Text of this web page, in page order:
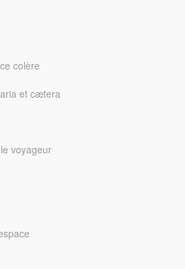
colère
et cætera
voyageur